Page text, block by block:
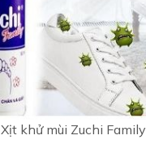
Xịt khử mùi Zuchi Family